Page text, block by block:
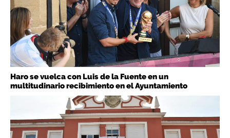
Haro se vuelca con Luis de la Fuente en un
multitudinario recibimiento en el Ayuntamiento